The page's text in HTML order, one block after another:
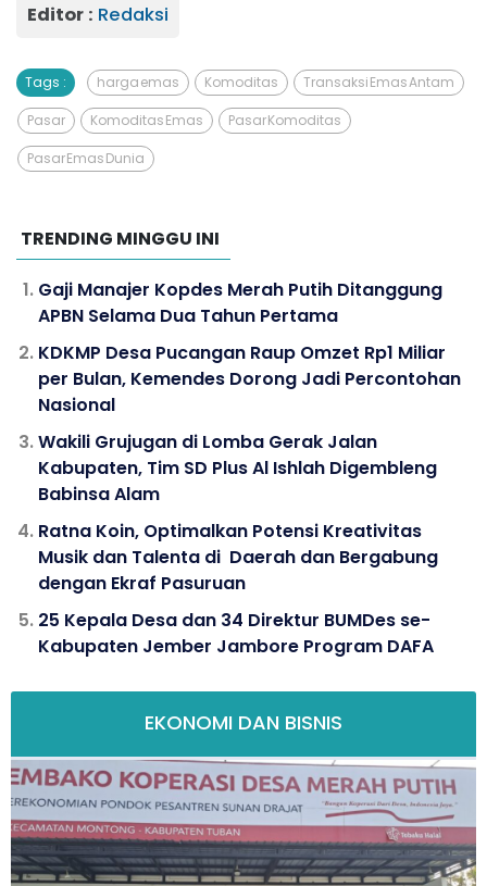
Editor : Redaksi
Tags : harga emas Komoditas Transaksi Emas Antam
Pasar Komoditas Emas Pasar Komoditas
Pasar Emas Dunia
TRENDING MINGGU INI
Gaji Manajer Kopdes Merah Putih Ditanggung
APBN Selama Dua Tahun Pertama
KDKMP Desa Pucangan Raup Omzet Rp1 Miliar
per Bulan, Kemendes Dorong Jadi Percontohan
Nasional
Wakili Grujugan di Lomba Gerak Jalan
Kabupaten, Tim SD Plus Al Ishlah Digembleng
Babinsa Alam
Ratna Koin, Optimalkan Potensi Kreativitas
Musik dan Talenta di Daerah dan Bergabung
dengan Ekraf Pasuruan
25 Kepala Desa dan 34 Direktur BUMDes se-
Kabupaten Jember Jambore Program DAFA
EKONOMI DAN BISNIS